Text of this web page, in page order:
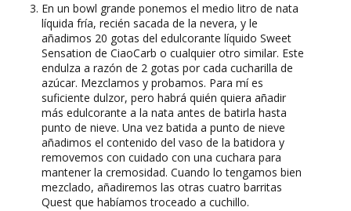
En un bowl grande ponemos el medio litro de nata
líquida fría, recién sacada de la nevera, y le
añadimos 20 gotas del edulcorante líquido Sweet
Sensation de CiaoCarb o cualquier otro similar. Este
endulza a razón de 2 gotas por cada cucharilla de
azúcar. Mezclamos y probamos. Para mí es
suficiente dulzor, pero habrá quién quiera añadir
más edulcorante a la nata antes de batirla hasta
punto de nieve. Una vez batida a punto de nieve
añadimos el contenido del vaso de la batidora y
removemos con cuidado con una cuchara para
mantener la cremosidad. Cuando lo tengamos bien
mezclado, añadiremos las otras cuatro barritas
Quest que habíamos troceado a cuchillo.